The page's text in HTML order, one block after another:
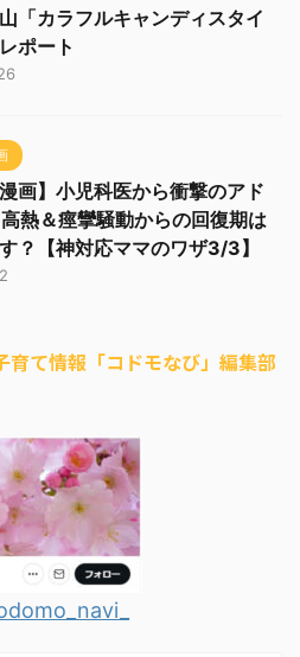
「カラフルキャンディスタイ
ポート
漫画】小児科医から衝撃のアド
熱＆痙攣騒動からの回復期は
？【神対応ママのワザ3/3】
て情報「コドモなび」編集部